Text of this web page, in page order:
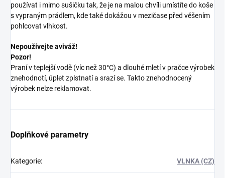
používat i mimo sušičku tak, že je na malou chvíli umístíte do koše
s vypraným prádlem, kde také dokážou v mezičase před věšením
pohlcovat vlhkost.
Nepoužívejte aviváž!
Pozor!
Praní v teplejší vodě (víc než 30°C) a dlouhé mletí v pračce výrobek
znehodnotí, úplet zplstnatí a srazí se. Takto znehodnocený
výrobek nelze reklamovat.
Doplňkové parametry
Kategorie: VLNKA (CZ)